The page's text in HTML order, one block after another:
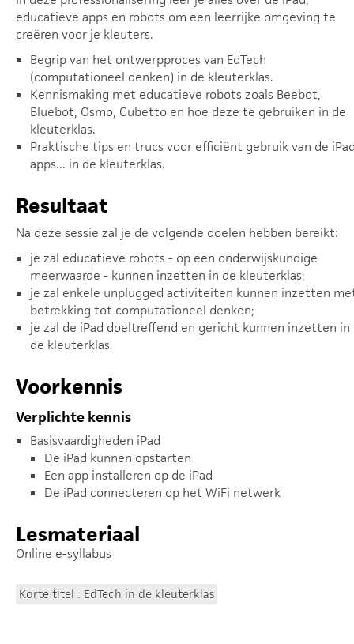
educatieve apps en robots om een leerrijke omgeving te
creëren voor je kleuters.
Begrip van het ontwerpproces van EdTech
(computationeel denken) in de kleuterklas.
Kennismaking met educatieve robots zoals Beebot,
Bluebot, Osmo, Cubetto en hoe deze te gebruiken in de
kleuterklas.
Praktische tips en trucs voor efficiënt gebruik van de
apps... in de kleuterklas.
Resultaat
Na deze sessie zal je de volgende doelen hebben bereikt:
je zal educatieve robots - op een onderwijskundige
meerwaarde - kunnen inzetten in de kleuterklas;
je zal enkele unplugged activiteiten kunnen inzetten
betrekking tot computationeel denken;
je zal de iPad doeltreffend en gericht kunnen inzetten in
de kleuterklas.
Voorkennis
Verplichte kennis
Basisvaardigheden iPad
De iPad kunnen opstarten
Een app installeren op de iPad
De iPad connecteren op het WiFi netwerk
Lesmateriaal
Online e-syllabus
Korte titel : EdTech in de kleuterklas